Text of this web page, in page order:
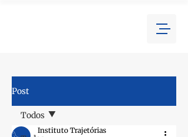
Post
Todos
Instituto Trajetórias